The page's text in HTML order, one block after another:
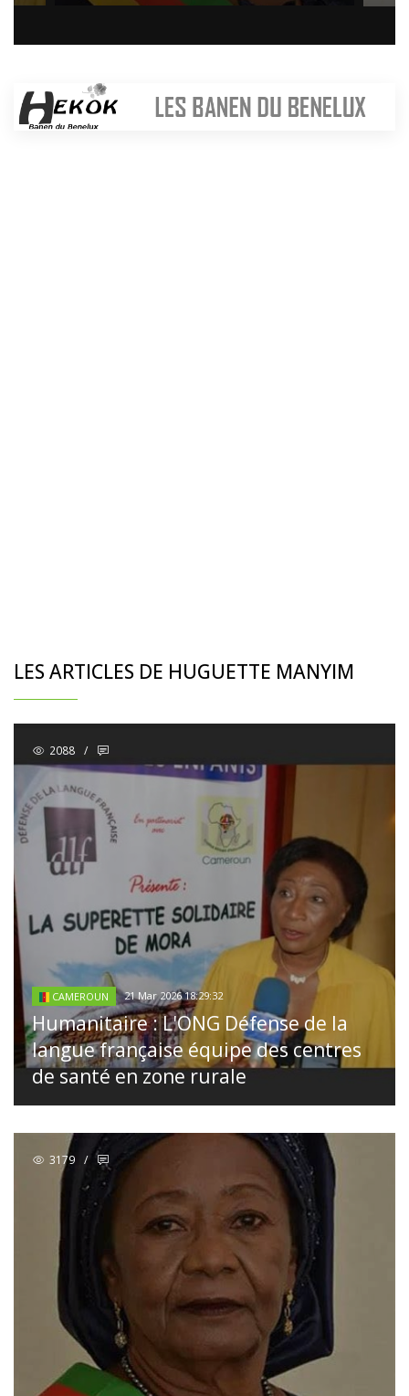
LES ARTICLES DE HUGUETTE MANYIM
2088 /
CAMEROUN 21 Mar 2026 18:29:32
Humanitaire : L'ONG Défense de la
langue française équipe des centres
de santé en zone rurale
3179 /